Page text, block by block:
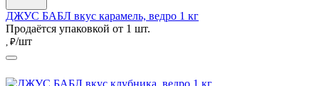
ДЖУС БАБЛ вкус карамель, ведро 1 кг
Продаётся упаковкой от 1 шт.
, ₽/шт